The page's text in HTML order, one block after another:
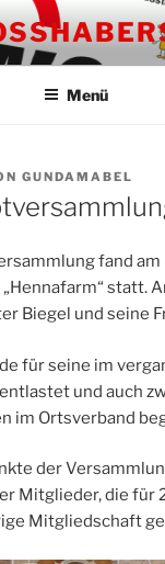
Menü
GUNDAMABEL
fand am
statt.
Biegel und seine
für seine im
und auch
im Ortsverband
der
Mitglieder, die für
Mitgliedschaft